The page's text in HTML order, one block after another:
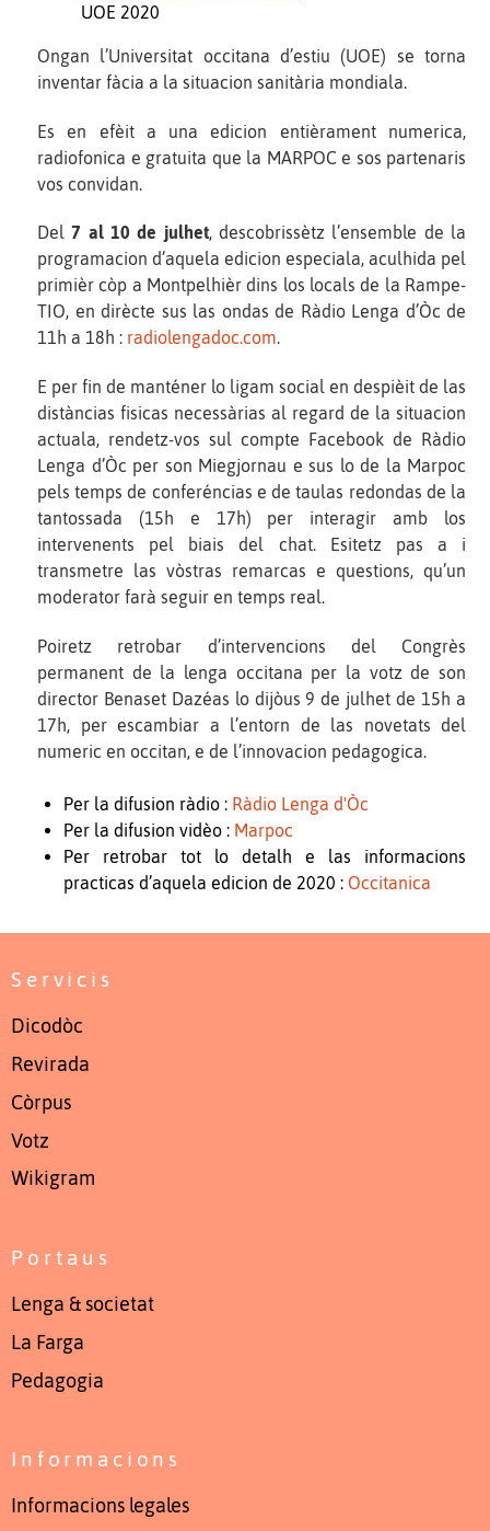
UOE 2020
Ongan l’Universitat occitana d’estiu (UOE) se torna
inventar fàcia a la situacion sanitària mondiala.
Es en efèit a una edicion entièrament numerica,
radiofonica e gratuita que la MARPOC e sos partenaris
vos convidan.
Del7 al 10 de julhet, descobrissètz l’ensemble de la
programacion d’aquela edicion especiala, aculhida pel
primièr còp a Montpelhièr dins los locals de la Rampe-
TIO, en dirècte sus las ondas de Ràdio Lenga d’Òc de
11h a 18h : radiolengadoc.com.
E per fin de manténer lo ligam social en despièit de las
distàncias fisicas necessàrias al regard de la situacion
actuala, rendetz-vos sul compte Facebook de Ràdio
Lenga d’Òc per son Miegjornau e sus lo de la Marpoc
pels temps de conferéncias e de taulas redondas de la
tantossada (15h e 17h) per interagir amb los
intervenents pel biais del chat. Esitetz pas a i
transmetre las vòstras remarcas e questions, qu’un
moderator farà seguir en temps real.
Poiretz retrobar d’intervencions del Congrès
permanent de la lenga occitana per la votz de son
director Benaset Dazéas lo dijòus 9 de julhet de 15h a
17h, per escambiar a l’entorn de las novetats del
numeric en occitan, e de l’innovacion pedagogica.
Per la difusion ràdio : Ràdio Lenga d'Òc
Per la difusion vidèo : Marpoc
Per retrobar tot lo detalh e las informacions
practicas d’aquela edicion de 2020 : Occitanica
Servicis
Dicodòc
Revirada
Còrpus
Votz
Wikigram
Portaus
Lenga & societat
La Farga
Pedagogia
Informacions
Informacions legales